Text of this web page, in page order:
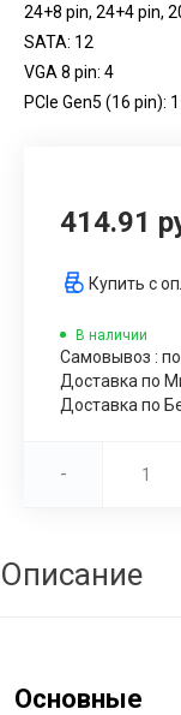
24+8 pin, 24+4 pin,
SATA: 12
VGA 8 pin: 4
PCIe Gen5 (16 pin): 1
414.91
Купить с
В наличии
Самовывоз :
Доставка по
Доставка по
-
Описание
Основные